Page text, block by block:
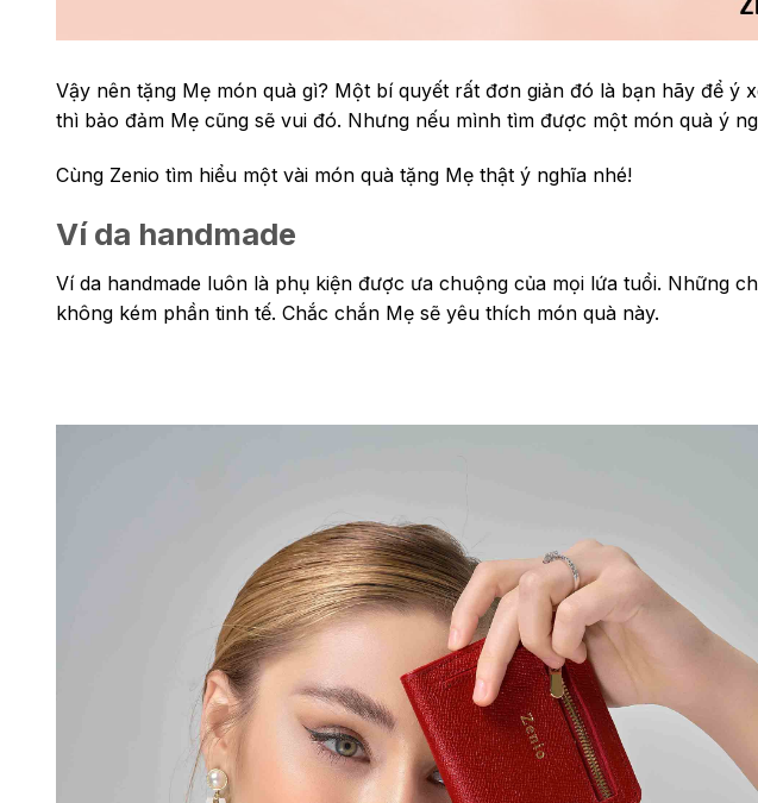
Vậy nên tặng Mẹ món quà gì? Một bí quyết rất đơn giản đó là bạn hãy để
thì bảo đảm Mẹ cũng sẽ vui đó. Nhưng nếu mình tìm được một món quà ý
Cùng Zenio tìm hiểu một vài món quà tặng Mẹ thật ý nghĩa nhé!
Ví da handmade
Ví da handmade luôn là phụ kiện được ưa chuộng của mọi lứa tuổi. Những
không kém phần tinh tế. Chắc chắn Mẹ sẽ yêu thích món quà này.